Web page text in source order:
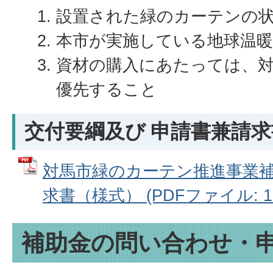
設置された緑のカーテンの
本市が実施している地球温
資材の購入にあたっては、
優先すること
交付要綱及び 申請書兼請
対馬市緑のカーテン推進事業
求書（様式） (PDFファイル:
補助金の問い合わせ・